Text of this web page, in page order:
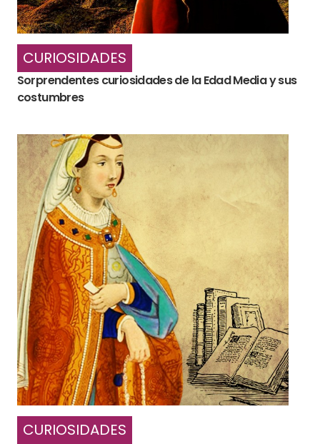
CURIOSIDADES
Sorprendentes curiosidades de la Edad Media y sus
costumbres
CURIOSIDADES